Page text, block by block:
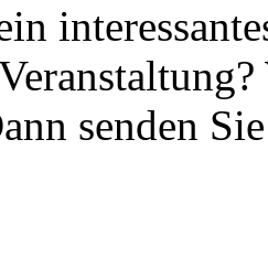
senden